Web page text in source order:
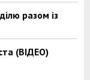
разом із
(ВІДЕО)